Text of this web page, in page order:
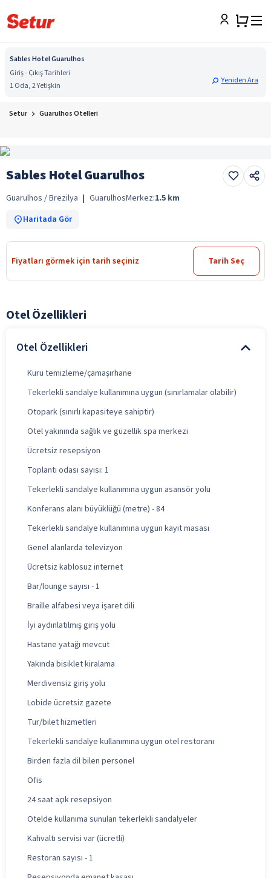
Sables Hotel Guarulhos
Giriş - Çıkış Tarihleri
1 Oda, 2 Yetişkin
Yeniden Ara
Setur Guarulhos Otelleri
Sables Hotel Guarulhos
Guarulhos / Brezilya | GuarulhosMerkez:1.5 km
Haritada Gör
Fiyatları görmek için tarih seçiniz Tarih Seç
Otel Özellikleri
Otel Özellikleri
Kuru temizleme/çamaşırhane
Tekerlekli sandalye kullanımına uygun (sınırlamalar olabilir)
Otopark (sınırlı kapasiteye sahiptir)
Otel yakınında sağlık ve güzellik spa merkezi
Ücretsiz resepsiyon
Toplantı odası sayısı: 1
Tekerlekli sandalye kullanımına uygun asansör yolu
Konferans alanı büyüklüğü (metre) - 84
Tekerlekli sandalye kullanımına uygun kayıt masası
Genel alanlarda televizyon
Ücretsiz kablosuz internet
Bar/lounge sayısı - 1
Braille alfabesi veya işaret dili
İyi aydınlatılmış giriş yolu
Hastane yatağı mevcut
Yakında bisiklet kiralama
Merdivensiz giriş yolu
Lobide ücretsiz gazete
Tur/bilet hizmetleri
Tekerlekli sandalye kullanımına uygun otel restoranı
Birden fazla dil bilen personel
Ofis
24 saat açık resepsiyon
Otelde kullanıma sunulan tekerlekli sandalyeler
Kahvaltı servisi var (ücretli)
Restoran sayısı - 1